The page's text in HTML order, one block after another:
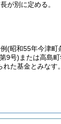
が別に定める。
(昭和55年今津町
9号) または高島
た基金とみなす。